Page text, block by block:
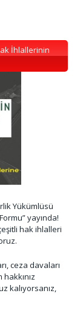
İhlallerinin
Yükümlüsü
yayında!
hak ihlalleri
ceza davaları
kalıyorsanız,